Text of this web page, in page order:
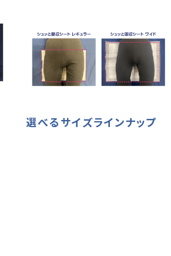
選べるサイズラインナップ